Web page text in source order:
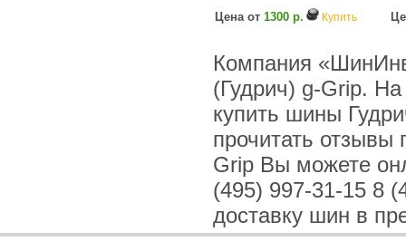
Цена от 1300 р. Купить
Компания
(Гудрич) g-Grip.
купить шины
прочитать отзывы
Grip Вы можете
(495) 997-31-15 8
доставку шин в